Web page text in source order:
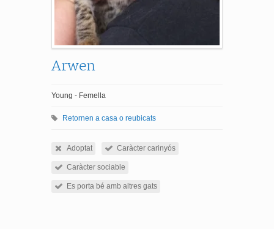
Arwen
Young - Femella
Retornen a casa o reubicats
Adoptat Caràcter carinyós
Caràcter sociable
Es porta bé amb altres gats